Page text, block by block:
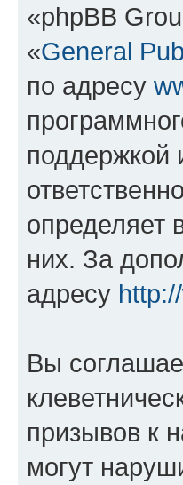
«phpBB
«General
по адресу
поддержкой
определяет
них. За
адресу
Вы
призывов к
могут